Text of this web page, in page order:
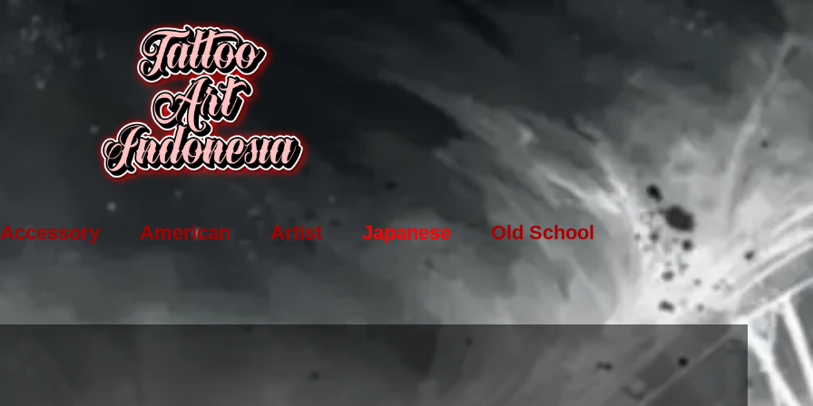
Accessory American Artist Japanese Old School